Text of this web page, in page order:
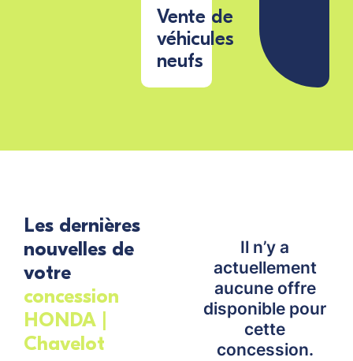
Vente de
véhicules
neufs
Les dernières
nouvelles de
votre
concession
HONDA |
Chavelot
Il n’y a
actuellement
aucune offre
disponible pour
cette
concession.